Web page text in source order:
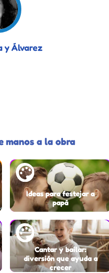
y Álvarez
manos a la obra
Ideas para festejar a
papá
Cantar y bailar:
diversión que ayuda a
crecer